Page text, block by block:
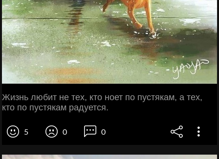
Жизнь любит не тех, кто ноет по пустякам, а тех,
кто по пустякам радуется.
5 0 0